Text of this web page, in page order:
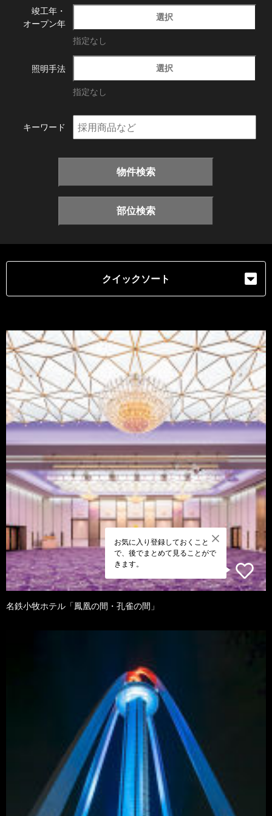
竣工年・
オープン年
選択
指定なし
照明手法 選択
指定なし
キーワード
物件検索
部位検索
クイックソート
お気に入り登録しておくこと
で、後でまとめて見ることがで
きます。
名鉄小牧ホテル「鳳凰の間・孔雀の間」